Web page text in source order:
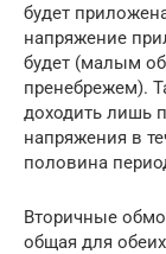
будет
напряжение
будет (малым
пренебрежем).
доходить лишь
напряжения в
половина
Вторичные
общая для